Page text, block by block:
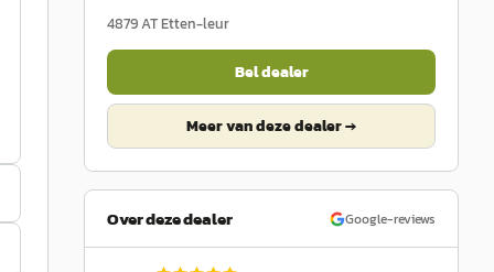
4879 ATEtten-leur
Bel dealer
Meer van deze dealer →
Over deze dealer Google-reviews